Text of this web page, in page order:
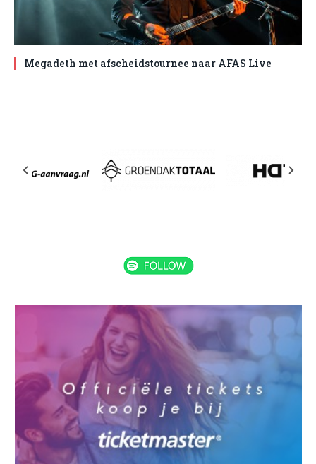
Megadeth met afscheidstournee naar AFAS Live